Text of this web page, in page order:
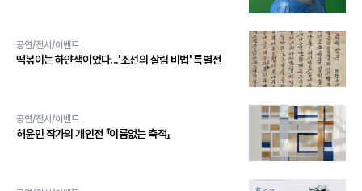
공연/전시/이벤트
떡볶이는 하얀색이었다...'조선의 살림 비법' 특별전
공연/전시/이벤트
허윤민 작가의 개인전 『이름없는 축적』